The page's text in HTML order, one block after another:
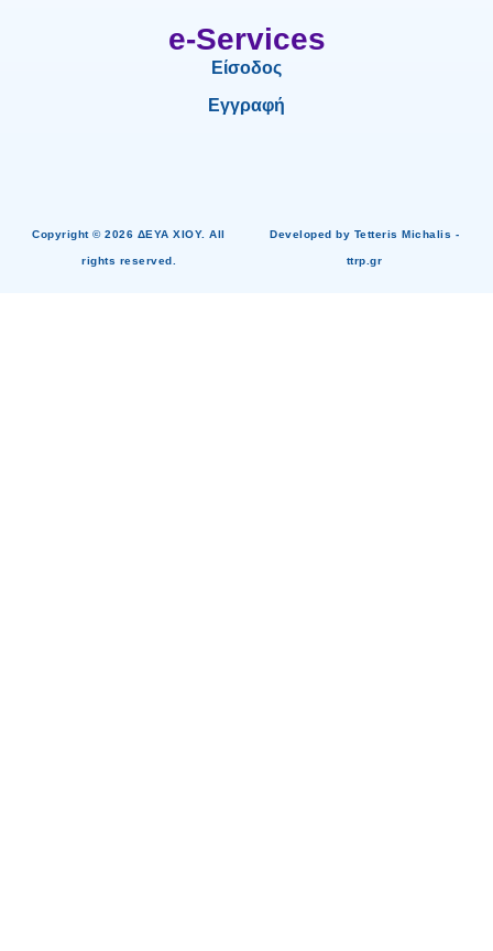
e-Services
Είσοδος
Εγγραφή
Copyright © 2026 ΔΕΥΑ ΧΙΟΥ. All
rights reserved.
Developed by Tetteris Michalis -
ttrp.gr